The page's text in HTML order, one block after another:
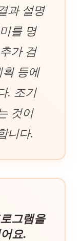
과 설명
를 명
가 검
등에
. 조기
것이
니다.
그램을
요.